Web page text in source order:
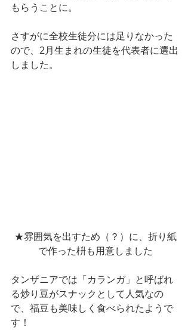
もらうことに。
さすがに全校生徒分には足りなかった
ので、2月生まれの生徒を代表者に選出
しました。
★雰囲気を出すため（？）に、折り紙
で作った枡も用意しました
タンザニアでは「カランガ」と呼ばれ
る炒り豆がスナックとして人気なの
で、福豆も美味しく食べられたようで
す！